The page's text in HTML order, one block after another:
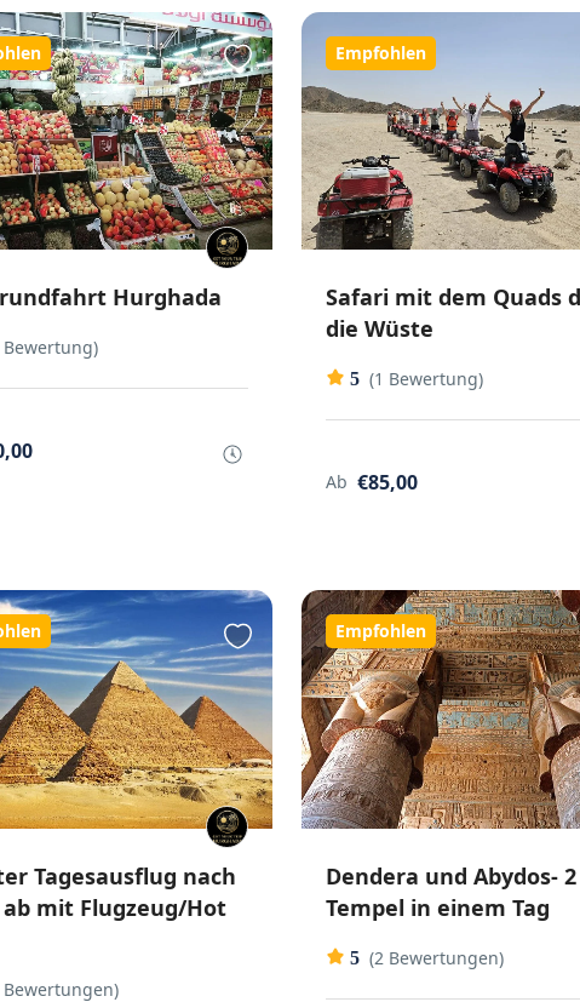
Hurghada
Bewertung)
Empfohlen
Safari mit dem Quads
die Wüste
5 (1 Bewertung)
Ab €85,00
Tagesausflug nach
mit Flugzeug/Hot
Bewertungen)
Empfohlen
Dendera und Abydos- 2
Tempel in einem Tag
5 (2 Bewertungen)